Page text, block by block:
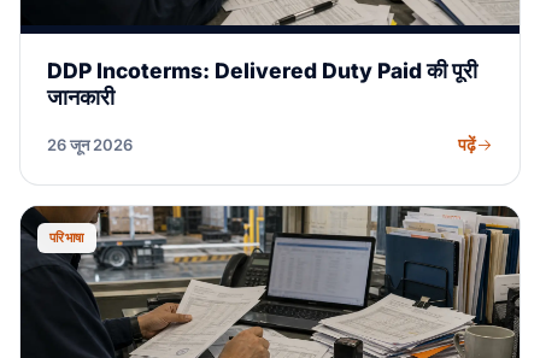
DDP Incoterms: Delivered Duty Paid की पूरी
जानकारी
26 जून 2026 पढ़ें
परिभाषा